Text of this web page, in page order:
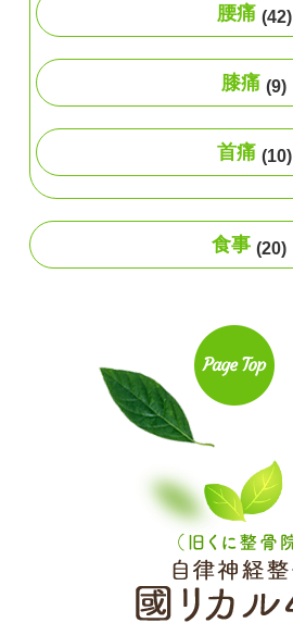
腰痛 (42)
膝痛 (9)
首痛 (10)
食事 (20)